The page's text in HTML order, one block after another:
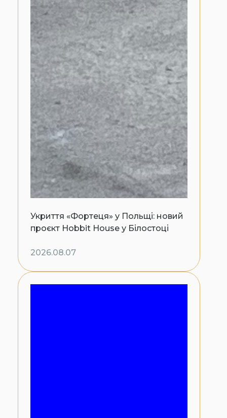
Укриття «Фортеця» у Польщі: новий
проєкт Hobbit House у Білостоці
2026.08.07